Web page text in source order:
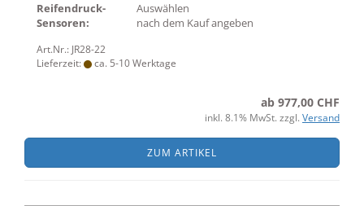
Reifendruck-
Sensoren:
Auswählen
nach dem Kauf angeben
Art.Nr.: JR28-22
Lieferzeit:
ca. 5-10 Werktage
ab 977,00 CHF
inkl. 8.1% MwSt. zzgl. Versand
ZUM ARTIKEL